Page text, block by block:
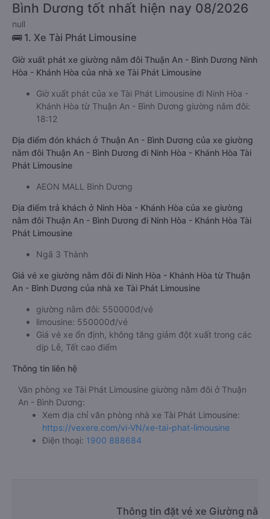
Bình Dương tốt nhất hiện nay 08/2026
null
🚌 1. Xe Tài Phát Limousine
Giờ xuất phát xe giường nằm đôi Thuận An - Bình Dương Ninh
Hòa - Khánh Hòa của nhà xe Tài Phát Limousine
Giờ xuất phát của xe Tài Phát Limousine đi Ninh Hòa -
Khánh Hòa từ Thuận An - Bình Dương giường nằm đôi:
18:12
Địa điểm đón khách ở Thuận An - Bình Dương của xe giường
nằm đôi Thuận An - Bình Dương đi Ninh Hòa - Khánh Hòa Tài
Phát Limousine
AEON MALL Bình Dương
Địa điểm trả khách ở Ninh Hòa - Khánh Hòa của xe giường
nằm đôi Thuận An - Bình Dương đi Ninh Hòa - Khánh Hòa Tài
Phát Limousine
Ngã 3 Thành
Giá vé xe giường nằm đôi đi Ninh Hòa - Khánh Hòa từ Thuận
An - Bình Dương của nhà xe Tài Phát Limousine
giường nằm đôi: 550000đ/vé
limousine: 550000đ/vé
Giá vé xe ổn định, không tăng giảm đột xuất trong các
dịp Lễ, Tết cao điểm
Thông tin liên hệ
Văn phòng xe Tài Phát Limousine giường nằm đôi ở Thuận
An - Bình Dương:
Xem địa chỉ văn phòng nhà xe Tài Phát Limousine:
https://vexere.com/vi-VN/xe-tai-phat-limousine
Điện thoại: 1900 888684
Thông tin đặt vé xe Giường nằm